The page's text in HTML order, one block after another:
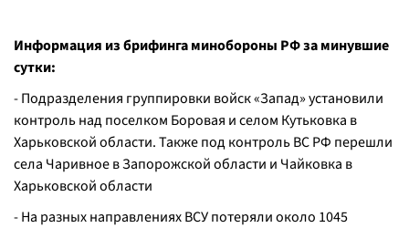
Информация из брифинга минобороны РФ за минувшие
сутки:
- Подразделения группировки войск «Запад» установили
контроль над поселком Боровая и селом Кутьковка в
Харьковской области. Также под контроль ВС РФ перешли
села Чаривное в Запорожской области и Чайковка в
Харьковской области
- На разных направлениях ВСУ потеряли около 1045